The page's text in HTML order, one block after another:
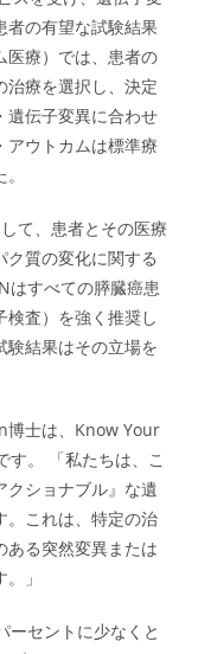
者の有望な試験結果
医療）では、患者の
治療を選択し、決定
遺伝子変異に合わせ
アウトカムは標準療
て、患者とその医療
質の変化に関する
はすべての膵臓癌患
査）を強く推奨し
験結果はその立場を
博士は、Know Your
。 「私たちは、こ
クショナブル』な遺
。これは、特定の治
ある突然変異または
」
ーセントに少なくと